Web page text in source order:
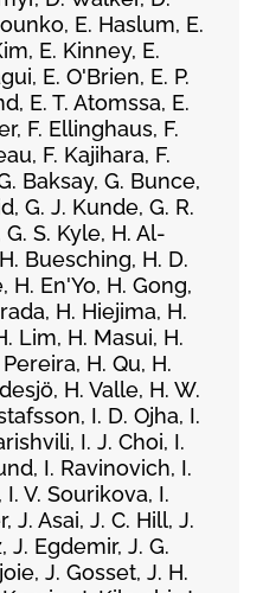
E. Haslum, E.
E. Kinney, E.
E. O'Brien, E. P.
E. T. Atomssa, E.
F. Ellinghaus, F.
F. Kajihara, F.
Baksay, G. Bunce,
G. J. Kunde, G. R.
S. Kyle, H. Al-
Buesching, H. D.
H. En'Yo, H. Gong,
H. Hiejima, H.
Lim, H. Masui, H.
H. Qu, H.
H. Valle, H. W.
I. D. Ojha, I.
I. J. Choi, I.
I. Ravinovich, I.
V. Sourikova, I.
J. Asai, J. C. Hill, J.
J. Egdemir, J. G.
J. Gosset, J. H.